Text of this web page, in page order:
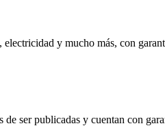
y mucho más, con
ser publicadas y cuentan con